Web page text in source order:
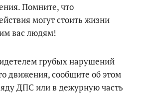
Помните, что
могут стоить жизни
вас людям!
грубых нарушений
движения, сообщите об этом
ДПС или в дежурную часть